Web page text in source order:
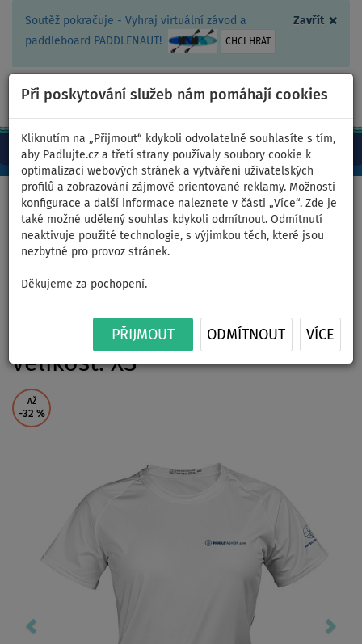
Zavřít ×
Soutěž pokračuje - Vyhraj virtuální závod a
paddleboard PADDLENAUT!
CHCI HRÁT
Při poskytování služeb nám pomáhají cookies
Kliknutím na „Přijmout“ kdykoli odvolatelně souhlasíte s tím,
aby Padlujte.cz a třetí strany používaly soubory cookie k
optimalizaci webových stránek a vytváření uživatelských
profilů a zobrazování zájmově orientované reklamy. Možnosti
konfigurace a další informace naleznete v části „Více“. Zde je
také možné udělený souhlas kdykoli odmítnout. Odmítnutí
neaktivuje použité technologie, s výjimkou těch, které jsou
nezbytné pro provoz stránek.
Děkujeme za pochopení.
PŘIJMOUT ODMÍTNOUT VÍCE
CZ/Kč +420 467 409 090 0ks
Domů >Oblečení >Trička > LYCRA >Dámská
Tričko dámské
PADDLEBOARDING STAMP
WHITE lycra krátký rukáv -
velikost: XS
AŽ
-32 %